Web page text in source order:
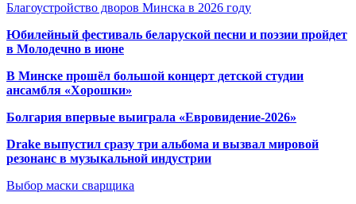
Благоустройство дворов Минска в 2026 году
Юбилейный фестиваль беларуской песни и поэзии пройдет
в Молодечно в июне
В Минске прошёл большой концерт детской студии
ансамбля «Хорошки»
Болгария впервые выиграла «Евровидение-2026»
Drake выпустил сразу три альбома и вызвал мировой
резонанс в музыкальной индустрии
Выбор маски сварщика